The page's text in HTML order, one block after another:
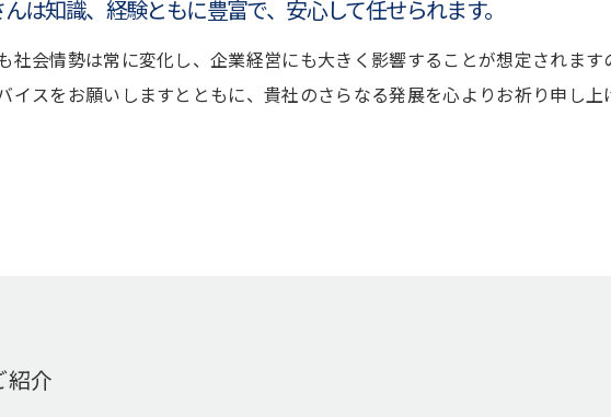
は知識、経験ともに豊富で、安心して任せられます。
社会情勢は常に変化し、企業経営にも大きく影響することが想定されま
イスをお願いしますとともに、貴社のさらなる発展を心よりお祈り申し上
紹介